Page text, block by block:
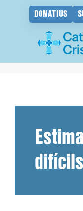
DONATIUS
difícils